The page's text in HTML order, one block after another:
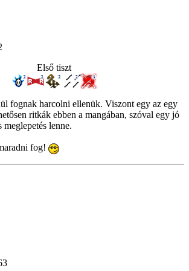
Első tiszt
fognak harcolni ellenük. Viszont egy az egy
ritkák ebben a mangában, szóval egy jó
meglepetés lenne.
fog!